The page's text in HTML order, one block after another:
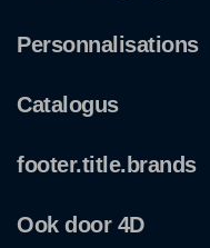
Personnalisations
Catalogus
footer.title.brands
Ook door 4D